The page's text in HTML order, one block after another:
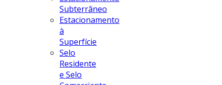
Subterrâneo
Estacionamento
à
Superfície
Selo
Residente
e Selo